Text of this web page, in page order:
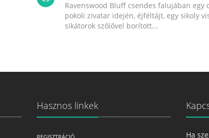
Ravenswood Bluff csendes falujában egy
pokoli zivatar idején, éjféltájt, egy sikoly
sikátorok szőlővel borított...
Hasznos linkek
Ha